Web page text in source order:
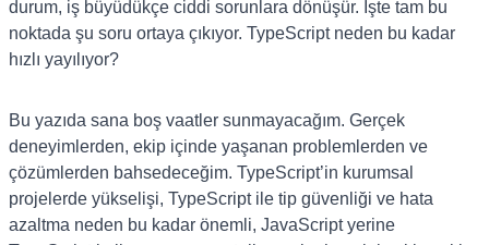
durum, iş büyüdükçe ciddi sorunlara dönüşür. İşte tam bu
noktada şu soru ortaya çıkıyor. TypeScript neden bu kadar
hızlı yayılıyor?
Bu yazıda sana boş vaatler sunmayacağım. Gerçek
deneyimlerden, ekip içinde yaşanan problemlerden ve
çözümlerden bahsedeceğim. TypeScript’in kurumsal
projelerde yükselişi, TypeScript ile tip güvenliği ve hata
azaltma neden bu kadar önemli, JavaScript yerine